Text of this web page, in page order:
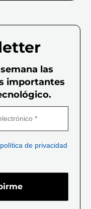
las
importantes
política de privacidad